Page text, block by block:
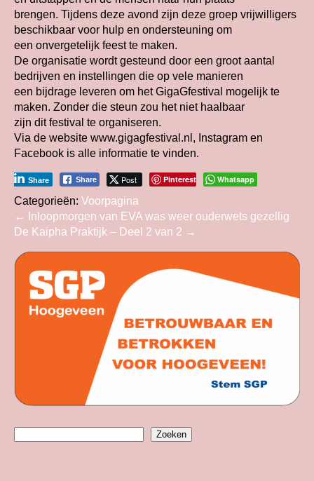
brengen. Tijdens deze avond zijn deze groep vrijwilligers
beschikbaar voor hulp en ondersteuning om
een onvergetelijk feest te maken.
De organisatie wordt gesteund door een groot aantal
bedrijven en instellingen die op vele manieren
een bijdrage leveren om het GigaGfestival mogelijk te
maken. Zonder die steun zou het niet haalbaar
zijn dit festival te organiseren.
Via de website www.gigagfestival.nl, Instagram en
Facebook is alle informatie te vinden.
Share Post
Share Pinterest Whatsapp
Categorieën: Voorpagina
Bericht
navigatie
←
Inloopmorgen van EVA was weer ouderwets gezellig
De Kaipha Praktijk – Deel 2 van 2 →
Zoeken